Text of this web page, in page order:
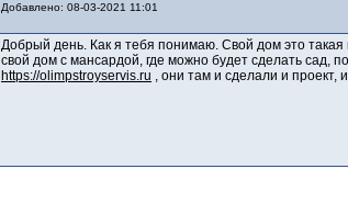
Добавлено: 08-03-2021 11:01
Добрый день. Как я тебя понимаю. Свой дом это такая
свой дом с мансардой, где можно будет сделать сад,
https://olimpstroyservis.ru , они там и сделали и проект,